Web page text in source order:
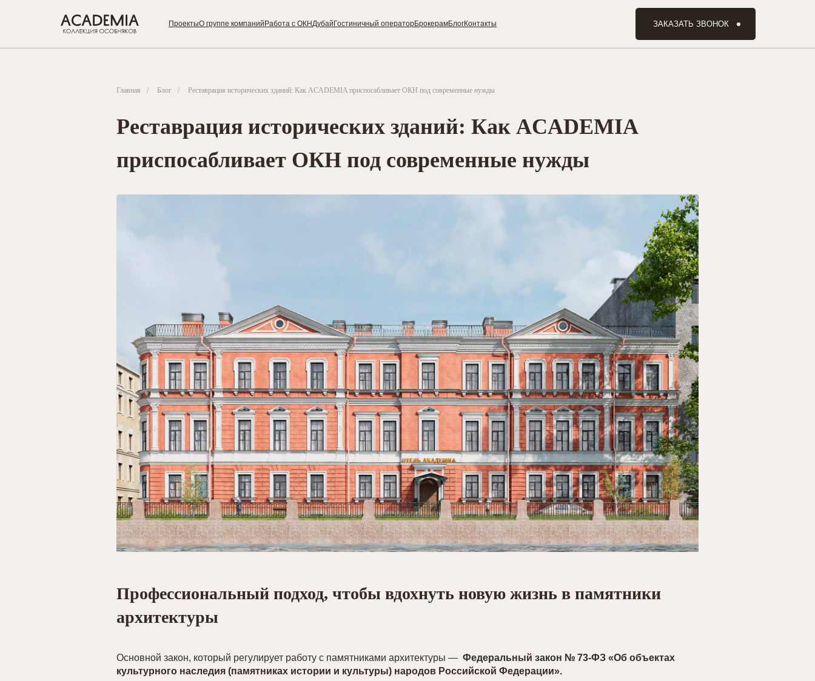
ПроектыО группе компаний Работа с ОКНДубай Гостиничный операторБрокерамБлогКонтакты ЗАКАЗАТЬ ЗВОНОК
Главная / Блог / Реставрация исторических зданий: Как ACADEMIA приспосабливает ОКН под современные нужды
Реставрация исторических зданий: Как ACADEMIA
приспосабливает ОКН под современные нужды
Профессиональный подход, чтобы вдохнуть новую жизнь в памятники
архитектуры
Основной закон, который регулирует работу с памятниками архитектуры — Федеральный закон № 73-ФЗ «Об объектах
культурного наследия (памятниках истории и культуры) народов Российской Федерации».